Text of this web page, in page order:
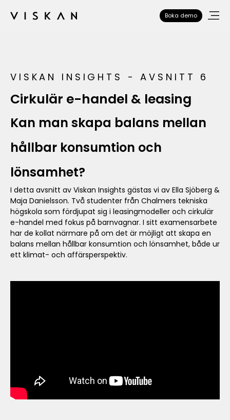
Boka demo
VISKAN INSIGHTS - AVSNITT 6
Cirkulär e-handel & leasing
Kan man skapa balans mellan
hållbar konsumtion och
lönsamhet?
I detta avsnitt av Viskan Insights gästas vi av Ella Sjöberg &
Maja Danielsson. Två studenter från Chalmers tekniska
högskola som fördjupat sig i leasingmodeller och cirkulär
e-handel med fokus på barnvagnar. I sitt examensarbete
har de kollat närmare på om det är möjligt att skapa en
balans mellan hållbar konsumtion och lönsamhet, både ur
ett klimat- och affärsperspektiv.